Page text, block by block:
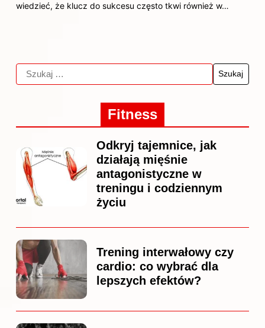
wiedzieć, że klucz do sukcesu często tkwi również w…
Fitness
Odkryj tajemnice, jak
działają mięśnie
antagonistyczne w
treningu i codziennym
życiu
Trening interwałowy czy
cardio: co wybrać dla
lepszych efektów?